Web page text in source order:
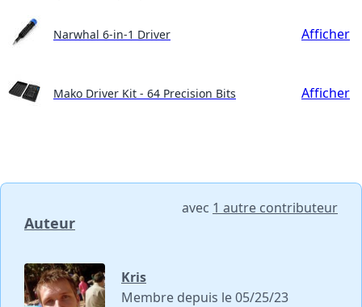
Narwhal 6-in-1 Driver Afficher
Mako Driver Kit - 64 Precision Bits Afficher
Auteur
avec 1 autre contributeur
Kris
Membre depuis le 05/25/23